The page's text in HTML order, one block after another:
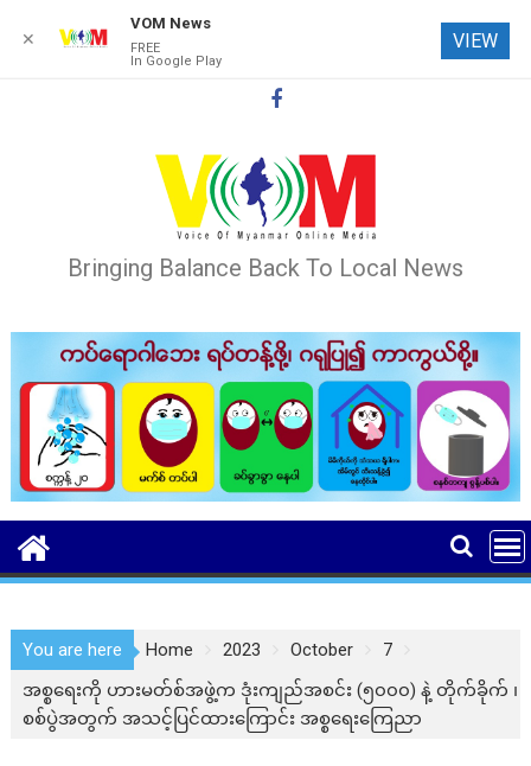
Bringing Balance Back To Local News
You are here Home 2023 October
7
အစ္စရေးကို ဟားမတ်စ်အဖွဲ့က ဒုံးကျည်အစင်း (၅၀၀၀) နဲ့ တိုက်ခိုက် ၊
စစ်ပွဲအတွက် အသင့်ပြင်ထားကြောင်း အစ္စရေးကြေညာ
✕
VOM News
FREE
In Google Play
VIEW